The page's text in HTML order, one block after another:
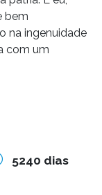
bem
na ingenuidade
com um
5240 dias